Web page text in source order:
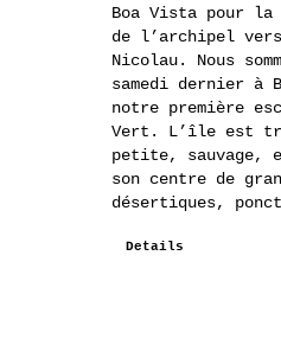
Boa Vista pour
de l’archipel
Nicolau. Nous
samedi dernier à
notre première
Vert. L’île est
petite, sauvage,
son centre de
désertiques,
Details